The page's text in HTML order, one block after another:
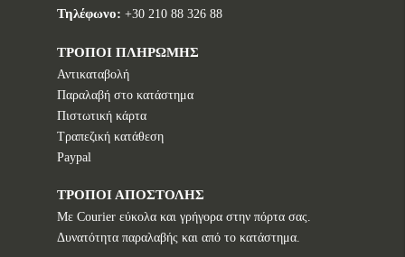
Τηλέφωνο: +30 210 88 326 88
ΤΡΟΠΟΙ ΠΛΗΡΩΜΗΣ
Αντικαταβολή
Παραλαβή στο κατάστημα
Πιστωτική κάρτα
Τραπεζική κατάθεση
Paypal
ΤΡΟΠΟΙ ΑΠΟΣΤΟΛΗΣ
Με Courier εύκολα και γρήγορα στην πόρτα σας.
Δυνατότητα παραλαβής και από το κατάστημα.